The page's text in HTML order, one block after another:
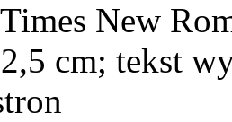
New
cm; tekst